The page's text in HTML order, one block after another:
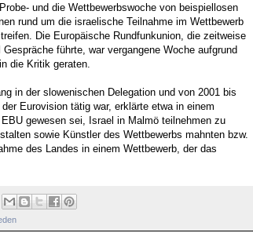
und die Wettbewerbswoche von beispiellosen
rund um die israelische Teilnahme im Wettbewerb
Die Europäische Rundfunkunion, die zeitweise
führte, war vergangene Woche aufgrund
die Kritik geraten.
in der slowenischen Delegation und von 2001 bis
Eurovision tätig war, erklärte etwa in einem
gewesen sei, Israel in Malmö teilnehmen zu
sowie Künstler des Wettbewerbs mahnten bzw.
des Landes in einem Wettbewerb, der das